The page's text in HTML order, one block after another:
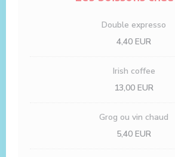
Double expresso
4,40 EUR
Irish coffee
13,00 EUR
Grog ou vin chaud
5,40 EUR